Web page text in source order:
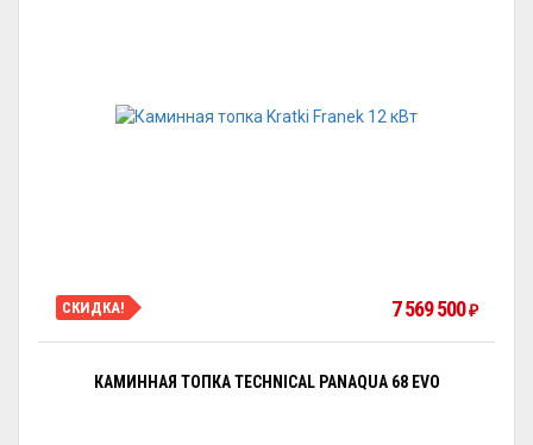
СКИДКА! 7 569 500 ₽
КАМИННАЯ ТОПКА TECHNICAL PANAQUA 68 EVO